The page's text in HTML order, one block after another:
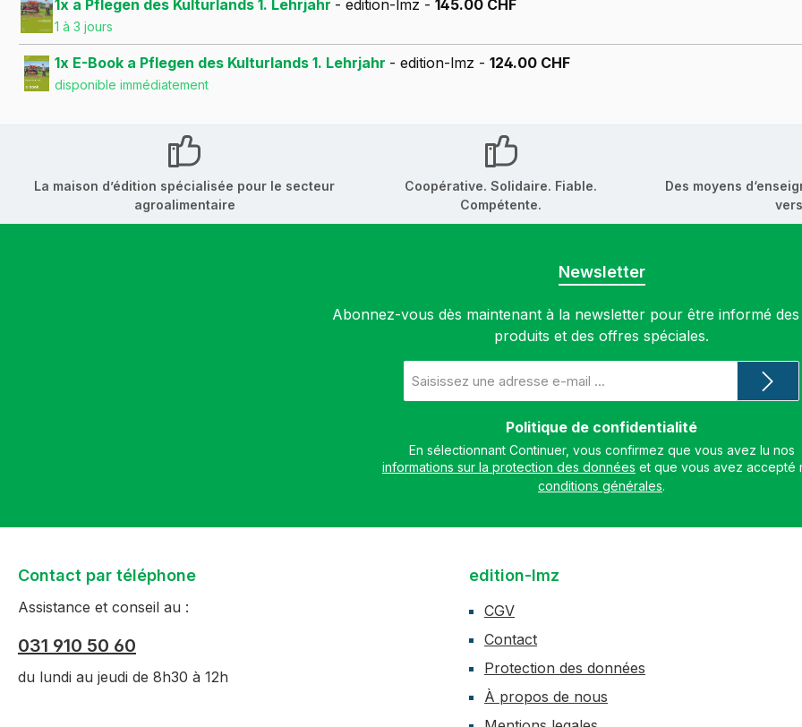
1x a Pflegen des Kulturlands 1. Lehrjahr - edition-lmz - 145.00 CHF
1 à 3 jours
1x E-Book a Pflegen des Kulturlands 1. Lehrjahr - edition-lmz - 124.00 CHF
disponible immédiatement
La maison d’édition spécialisée pour le secteur
agroalimentaire
Coopérative. Solidaire. Fiable.
Compétente.
Des moyens
Newsletter
Abonnez-vous dès maintenant à la newsletter pour être informé
produits et des offres spéciales.
e-
mail
Politique de confidentialité
informations sur la protection des données
conditions générales.
Contact par téléphone
Assistance et conseil au :
031 910 50 60
du lundi au jeudi de 8h30 à 12h
edition-lmz
CGV
Contact
Protection des données
À propos de nous